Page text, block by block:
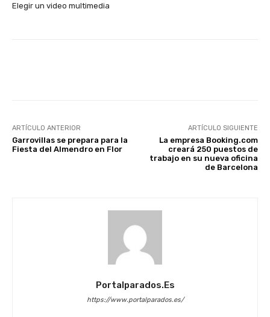
Elegir un video multimedia
ARTÍCULO ANTERIOR
Garrovillas se prepara para la
Fiesta del Almendro en Flor
ARTÍCULO SIGUIENTE
La empresa Booking.com
creará 250 puestos de
trabajo en su nueva oficina
de Barcelona
Portalparados.es
https://www.portalparados.es/